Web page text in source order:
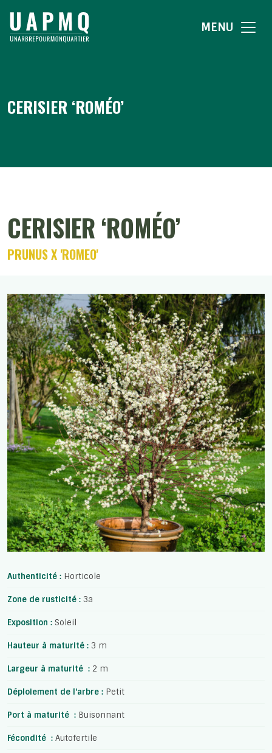
MENU
CERISIER ‘ROMÉO’
CERISIER ‘ROMÉO’
PRUNUS X 'ROMEO'
Authenticité : Horticole
Zone de rusticité : 3a
Exposition : Soleil
Hauteur à maturité : 3 m
Largeur à maturité : 2 m
Déploiement de l'arbre : Petit
Port à maturité : Buisonnant
Fécondité : Autofertile